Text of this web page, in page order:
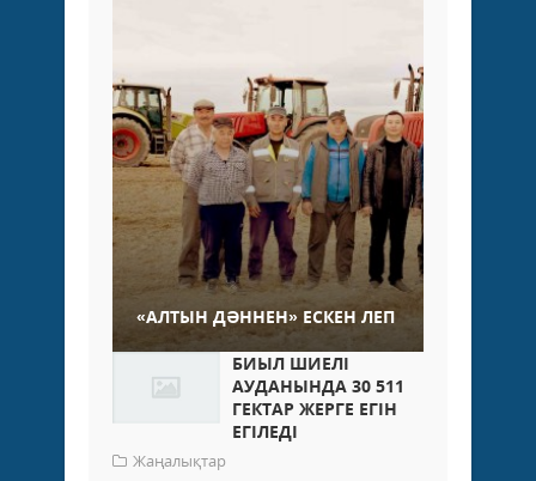
«АЛТЫН ДӘННЕН» ЕСКЕН ЛЕП
БИЫЛ ШИЕЛІ
АУДАНЫНДА 30 511
ГЕКТАР ЖЕРГЕ ЕГІН
ЕГІЛЕДІ
Жаңалықтар